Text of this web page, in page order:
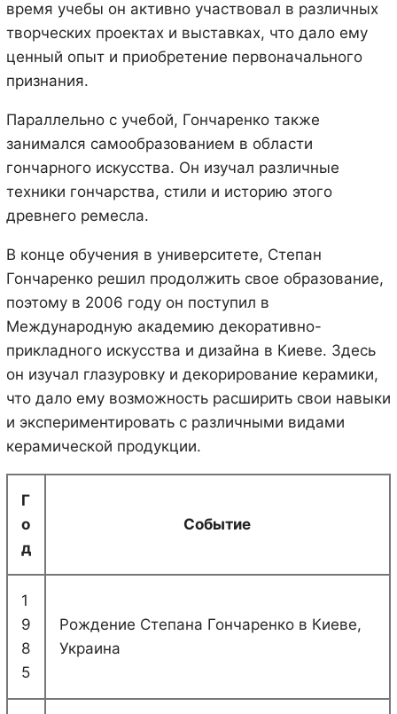
время учебы он активно участвовал в различных
творческих проектах и выставках, что дало ему
ценный опыт и приобретение первоначального
признания.
Параллельно с учебой, Гончаренко также
занимался самообразованием в области
гончарного искусства. Он изучал различные
техники гончарства, стили и историю этого
древнего ремесла.
В конце обучения в университете, Степан
Гончаренко решил продолжить свое образование,
поэтому в 2006 году он поступил в
Международную академию декоративно-
прикладного искусства и дизайна в Киеве. Здесь
он изучал глазуровку и декорирование керамики,
что дало ему возможность расширить свои навыки
и экспериментировать с различными видами
керамической продукции.
Г
о
д
Событие
1
9
8
5
Рождение Степана Гончаренко в Киеве,
Украина